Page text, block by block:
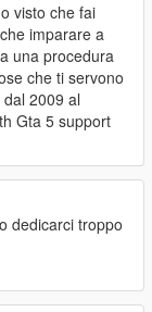
visto che fai
imparare a
una procedura
che ti servono
2009 al
Gta 5 support
dedicarci troppo